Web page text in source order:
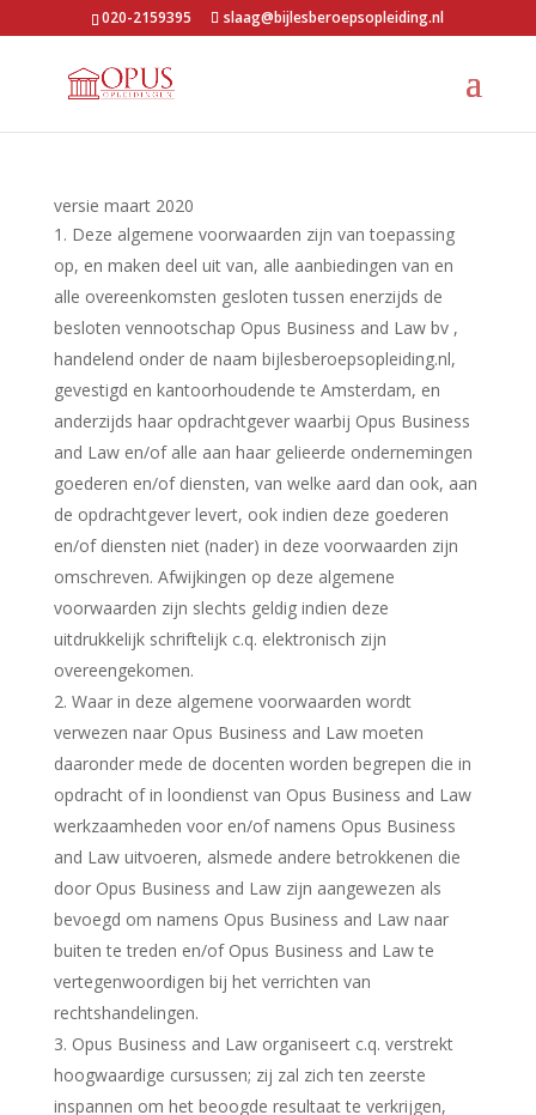
020-2159395 slaag@bijlesberoepsopleiding.nl
versie maart 2020
Deze algemene voorwaarden zijn van toepassing
op, en maken deel uit van, alle aanbiedingen van en
alle overeenkomsten gesloten tussen enerzijds de
besloten vennootschap Opus Business and Law bv ,
handelend onder de naam bijlesberoepsopleiding.nl,
gevestigd en kantoorhoudende te Amsterdam, en
anderzijds haar opdrachtgever waarbij Opus Business
and Law en/of alle aan haar gelieerde ondernemingen
goederen en/of diensten, van welke aard dan ook, aan
de opdrachtgever levert, ook indien deze goederen
en/of diensten niet (nader) in deze voorwaarden zijn
omschreven. Afwijkingen op deze algemene
voorwaarden zijn slechts geldig indien deze
uitdrukkelijk schriftelijk c.q. elektronisch zijn
overeengekomen.
Waar in deze algemene voorwaarden wordt
verwezen naar Opus Business and Law moeten
daaronder mede de docenten worden begrepen die in
opdracht of in loondienst van Opus Business and Law
werkzaamheden voor en/of namens Opus Business
and Law uitvoeren, alsmede andere betrokkenen die
door Opus Business and Law zijn aangewezen als
bevoegd om namens Opus Business and Law naar
buiten te treden en/of Opus Business and Law te
vertegenwoordigen bij het verrichten van
rechtshandelingen.
Opus Business and Law organiseert c.q. verstrekt
hoogwaardige cursussen; zij zal zich ten zeerste
inspannen om het beoogde resultaat te verkrijgen,